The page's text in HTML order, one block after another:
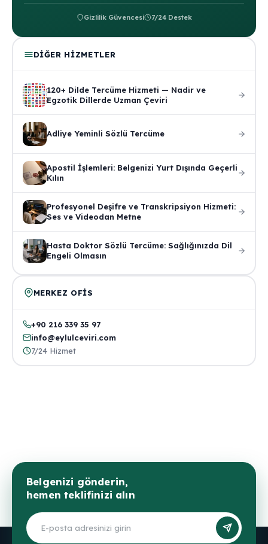
Gizlilik Güvencesi 7/24 Destek
DIĞER HIZMETLER
120+ Dilde Tercüme Hizmeti — Nadir ve
Egzotik Dillerde Uzman Çeviri
Adliye Yeminli Sözlü Tercüme
Apostil İşlemleri: Belgenizi Yurt Dışında Geçerli
Kılın
Profesyonel Deşifre ve Transkripsiyon Hizmeti:
Ses ve Videodan Metne
Hasta Doktor Sözlü Tercüme: Sağlığınızda Dil
Engeli Olmasın
MERKEZ OFIS
+90 216 339 35 97
info@eylulceviri.com
7/24 Hizmet
Belgenizi gönderin,
hemen teklifinizi alın